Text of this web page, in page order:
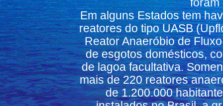
foram
Em alguns Estados tem
reatores do tipo UASB
Reator Anaeróbio de
de esgotos domésticos,
de lagoa facultativa.
mais de 220 reatores
de 1.200.000